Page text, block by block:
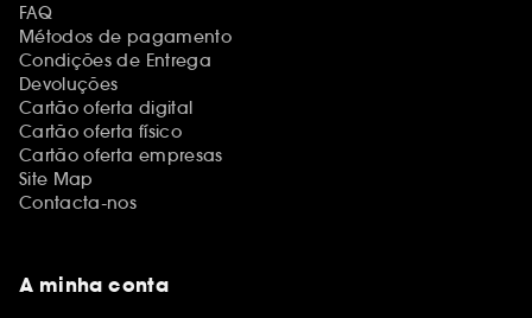
FAQ
Métodos de pagamento
Condições de Entrega
Devoluções
Cartão oferta digital
Cartão oferta físico
Cartão oferta empresas
Site Map
Contacta-nos
A minha conta